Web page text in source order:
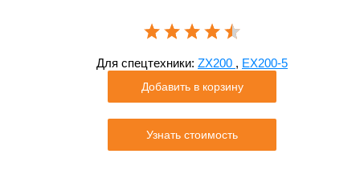
Для спецтехники: ZX200 , EX200-5
Добавить в корзину
Узнать стоимость